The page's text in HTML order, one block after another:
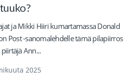
ja Mikki Hiiri kumartamassa Donald
Post -sanomalehdelle tämä pilapiirros
Ann...
2025